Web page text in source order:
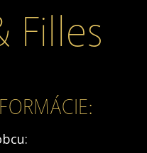
Filles